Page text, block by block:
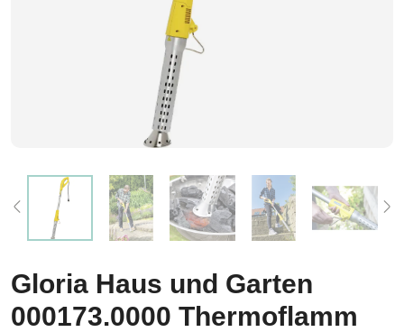
Gloria Haus und Garten
000173.0000 Thermoflamm